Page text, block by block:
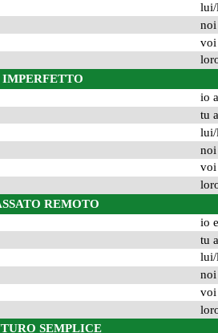
IMPERFETTO
REMOTO
SEMPLICE
lui/
noi
voi
io
tu
lui/
noi
voi
io
tu
lui/
noi
voi